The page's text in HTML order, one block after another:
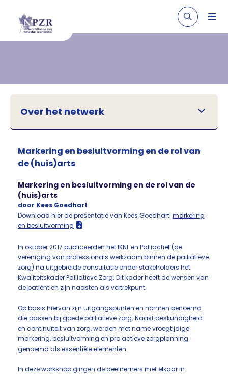
Over het netwerk
Markering en besluitvorming en de rol van
de (huis)arts
Markering en besluitvorming en de rol van de
(huis)arts
door Kees Goedhart
Download hier de presentatie van Kees Goedhart: markering
en besluitvorming
In oktober 2017 publiceerden het IKNL en Palliactief (de
vereniging van professionals werkzaam binnen de palliatieve
zorg) na uitgebreide consultatie onder stakeholders het
Kwaliteitskader Palliatieve Zorg. Dit kader heeft de wensen van
de patiënt en zijn naasten als vertrekpunt.
Op basis hiervan zijn uitgangspunten en normen benoemd
die passen bij goede palliatieve zorg. Naast deskundigheid
en continuïteit van zorg, worden met name vroegtijdige
markering, besluitvorming en pro actieve zorgplanning
genoemd als essentiële elementen.
In deze workshop gingen de deelnemers met elkaar in